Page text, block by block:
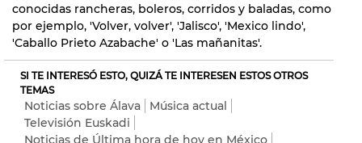
conocidas rancheras, boleros, corridos y baladas, como
por ejemplo, 'Volver, volver', 'Jalisco', 'Mexico lindo',
'Caballo Prieto Azabache' o 'Las mañanitas'.
SI TE INTERESÓ ESTO, QUIZÁ TE INTERESEN ESTOS OTROS
TEMAS
Noticias sobre Álava
Música actual
Televisión Euskadi
Noticias de Última hora de hoy en México